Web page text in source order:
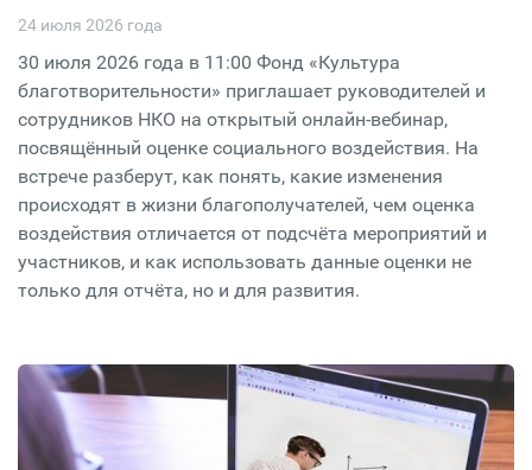
24 июля 2026 года
30 июля 2026 года в 11:00 Фонд «Культура
благотворительности» приглашает руководителей и
сотрудников НКО на открытый онлайн-вебинар,
посвящённый оценке социального воздействия. На
встрече разберут, как понять, какие изменения
происходят в жизни благополучателей, чем оценка
воздействия отличается от подсчёта мероприятий и
участников, и как использовать данные оценки не
только для отчёта, но и для развития.